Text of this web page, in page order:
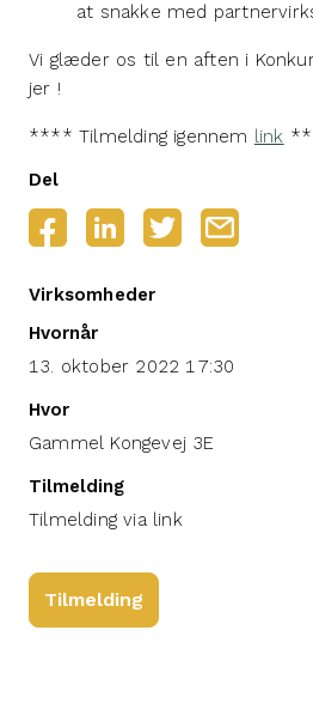
at snakke med
Vi glæder os til en aften i
jer !
**** Tilmelding igennem link
Del
Virksomheder
Hvornår
13. oktober 2022 17:30
Hvor
Gammel Kongevej 3E
Tilmelding
Tilmelding via link
Tilmelding